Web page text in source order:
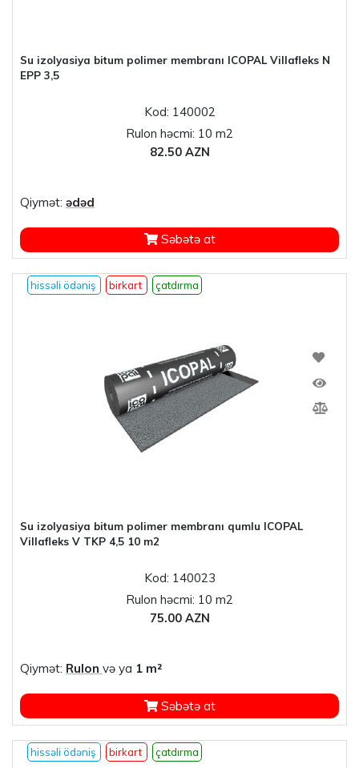
Su izolyasiya bitum polimer membranı ICOPAL Villafleks N
EPP 3,5
Kod: 140002
Rulon həcmi: 10 m2
82.50 AZN
Qiymət: ədəd
Səbətə at
hissəli ödəniş birkart çatdırma
Su izolyasiya bitum polimer membranı qumlu ICOPAL
Villafleks V TKP 4,5 10 m2
Kod: 140023
Rulon həcmi: 10 m2
75.00 AZN
Qiymət: Rulon və ya 1 m²
Səbətə at
hissəli ödəniş birkart çatdırma